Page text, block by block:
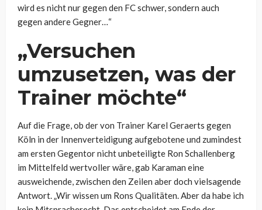
wird es nicht nur gegen den FC schwer, sondern auch
gegen andere Gegner…“
„Versuchen
umzusetzen, was der
Trainer möchte“
Auf die Frage, ob der von Trainer Karel Geraerts gegen
Köln in der Innenverteidigung aufgebotene und zumindest
am ersten Gegentor nicht unbeteiligte Ron Schallenberg
im Mittelfeld wertvoller wäre, gab Karaman eine
ausweichende, zwischen den Zeilen aber doch vielsagende
Antwort. „Wir wissen um Rons Qualitäten. Aber da habe ich